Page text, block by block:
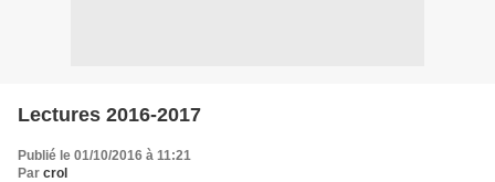
Lectures 2016-2017
Publié le 01/10/2016 à 11:21
Par crol